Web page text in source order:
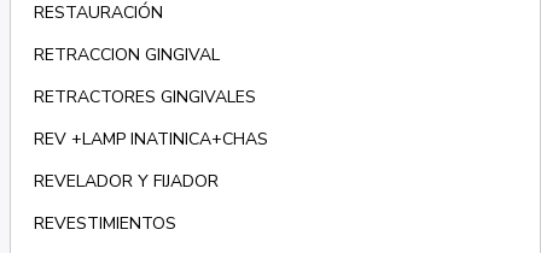
RESTAURACIÓN
RETRACCION GINGIVAL
RETRACTORES GINGIVALES
REV +LAMP INATINICA+CHAS
REVELADOR Y FIJADOR
REVESTIMIENTOS